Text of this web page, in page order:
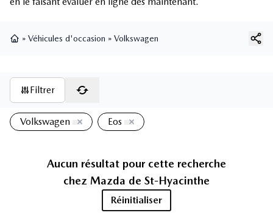
» Véhicules d'occasion » Volkswagen
Filtrer
Volkswagen Eos
Aucun résultat pour cette recherche
chez Mazda de St-Hyacinthe
Réinitialiser